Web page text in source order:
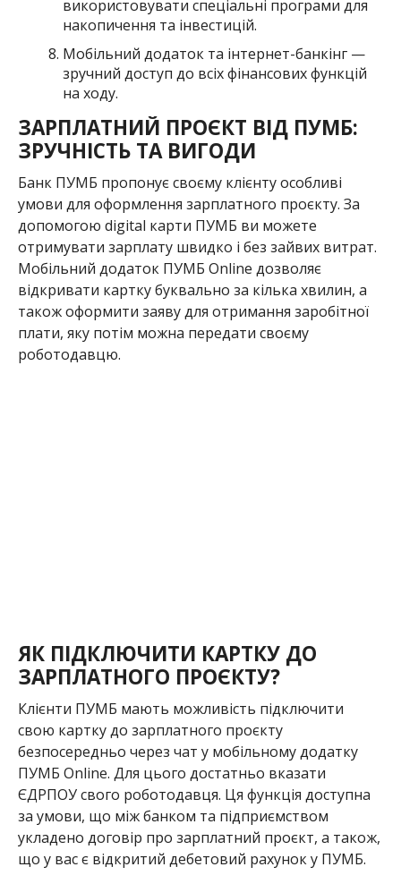
використовувати спеціальні програми для
накопичення та інвестицій.
Мобільний додаток та інтернет-банкінг —
зручний доступ до всіх фінансових функцій
на ходу.
ЗАРПЛАТНИЙ ПРОЄКТ ВІД ПУМБ:
ЗРУЧНІСТЬ ТА ВИГОДИ
Банк ПУМБ пропонує своєму клієнту особливі
умови для оформлення зарплатного проєкту. За
допомогою digital карти ПУМБ ви можете
отримувати зарплату швидко і без зайвих витрат.
Мобільний додаток ПУМБ Online дозволяє
відкривати картку буквально за кілька хвилин, а
також оформити заяву для отримання заробітної
плати, яку потім можна передати своєму
роботодавцю.
ЯК ПІДКЛЮЧИТИ КАРТКУ ДО
ЗАРПЛАТНОГО ПРОЄКТУ?
Клієнти ПУМБ мають можливість підключити
свою картку до зарплатного проєкту
безпосередньо через чат у мобільному додатку
ПУМБ Online. Для цього достатньо вказати
ЄДРПОУ свого роботодавця. Ця функція доступна
за умови, що між банком та підприємством
укладено договір про зарплатний проєкт, а також,
що у вас є відкритий дебетовий рахунок у ПУМБ.